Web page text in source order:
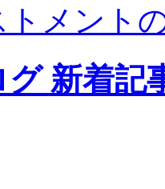
トメント
新着記